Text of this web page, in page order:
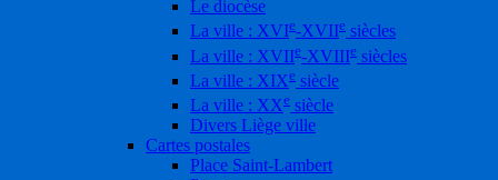
Le diocèse
La ville : XVIe-XVIIe siècles
La ville : XVIIe-XVIIIe siècles
La ville : XIXe siècle
La ville : XXe siècle
Divers Liège ville
Cartes postales
Place Saint-Lambert